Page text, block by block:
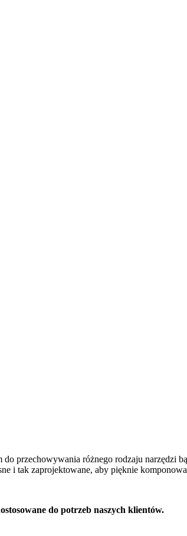
przechowywania różnego rodzaju
i tak zaprojektowane, aby pięknie
do potrzeb naszych klientów.